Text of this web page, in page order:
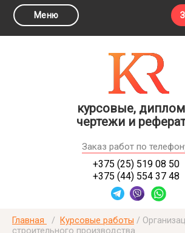
Меню
курсовые,
чертежи и
Заказ работ по
+375 (25) 519 08 50
+375 (44) 554 37 48
Главная / Курсовые работы /
строительного производства